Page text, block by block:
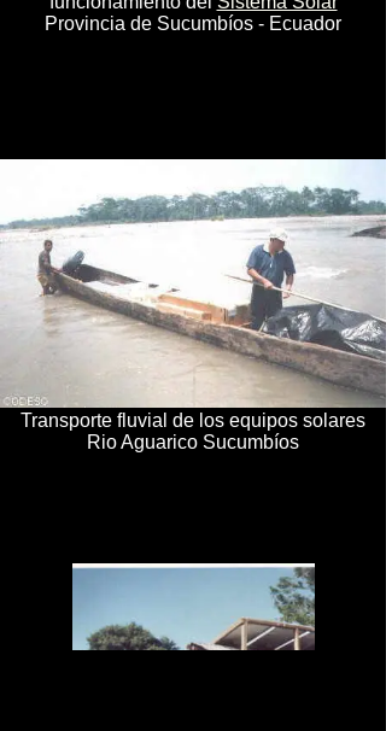
Provincia de Sucumbíos - Ecuador
Transporte fluvial de los equipos solares
Rio Aguarico Sucumbíos